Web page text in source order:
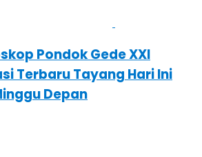
Pondok Gede XXI
Terbaru Tayang Hari Ini
Depan